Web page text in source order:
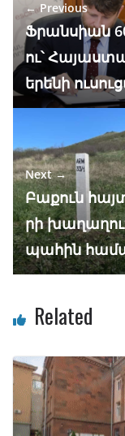
o
k
m
← Previous
Ֆրանսիան
ու՝
երենի
Next →
Բաքուն
րի
պահին
Related